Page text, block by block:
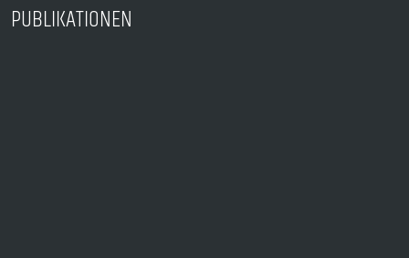
PUBLIKATIONEN